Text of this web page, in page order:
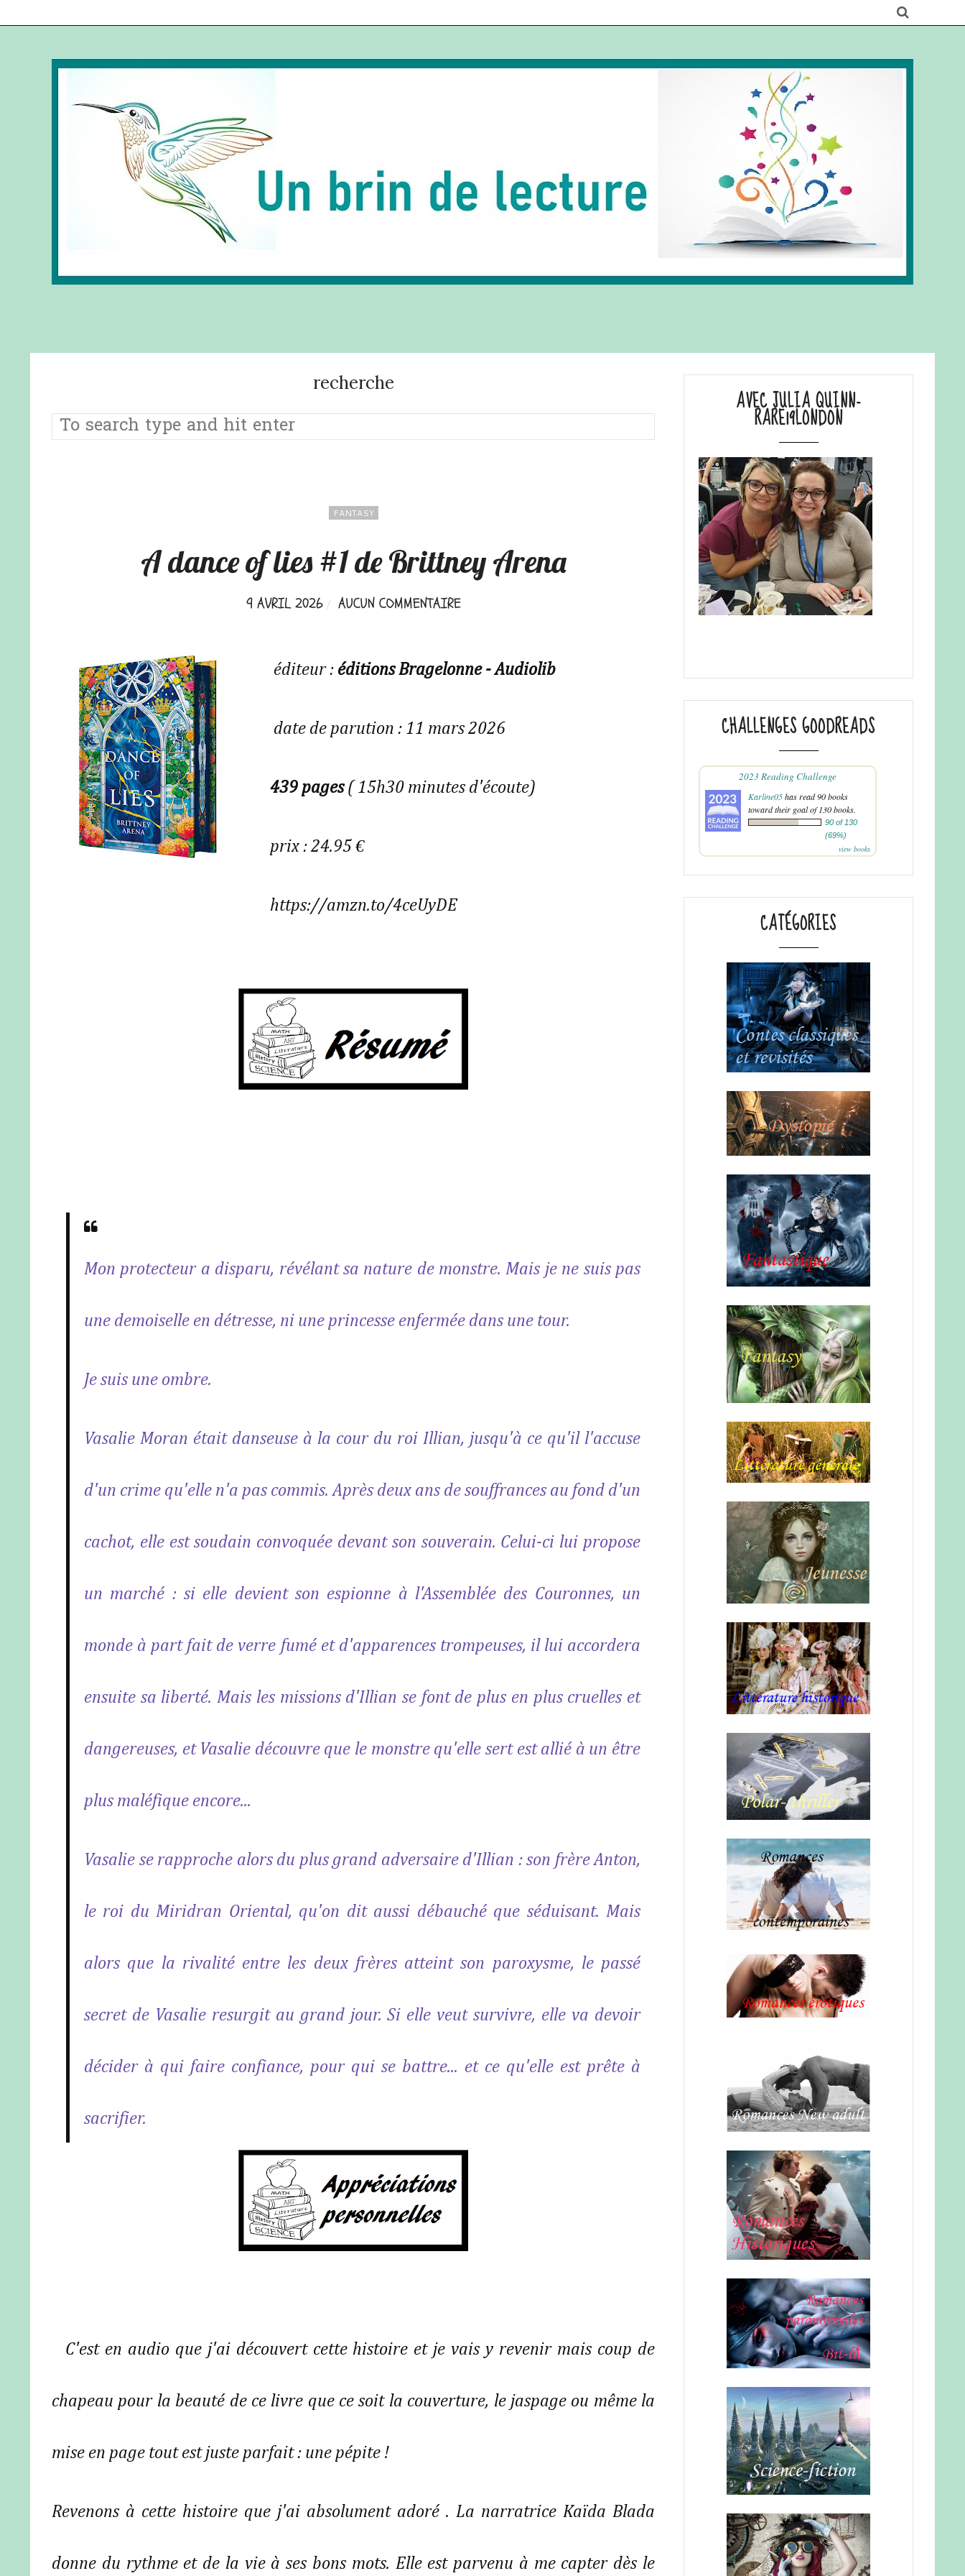
recherche
FANTASY
A dance of lies #1 de Brittney Arena
9 AVRIL 2026 AUCUN COMMENTAIRE
éditeur : éditions Bragelonne - Audiolib
date de parution : 11 mars 2026
439 pages( 15h30 minutes d'écoute)
prix : 24.95 €
https://amzn.to/4ceUyDE
Mon protecteur a disparu, révélant sa nature de monstre. Mais je ne suis pas
une demoiselle en détresse, ni une princesse enfermée dans une tour.
Je suis une ombre.
Vasalie Moran était danseuse à la cour du roi Illian, jusqu'à ce qu'il l'accuse
d'un crime qu'elle n'a pas commis. Après deux ans de souffrances au fond d'un
cachot, elle est soudain convoquée devant son souverain. Celui-ci lui propose
un marché : si elle devient son espionne à l'Assemblée des Couronnes, un
monde à part fait de verre fumé et d'apparences trompeuses, il lui accordera
ensuite sa liberté. Mais les missions d'Illian se font de plus en plus cruelles et
dangereuses, et Vasalie découvre que le monstre qu'elle sert est allié à un être
plus maléfique encore...
Vasalie se rapproche alors du plus grand adversaire d'Illian : son frère Anton,
le roi du Miridran Oriental, qu'on dit aussi débauché que séduisant. Mais
alors que la rivalité entre les deux frères atteint son paroxysme, le passé
secret de Vasalie resurgit au grand jour. Si elle veut survivre, elle va devoir
décider à qui faire confiance, pour qui se battre... et ce qu'elle est prête à
sacrifier.
C'est en audio que j'ai découvert cette histoire et je vais y revenir mais coup de
chapeau pour la beauté de ce livre que ce soit la couverture, le jaspage ou même la
mise en page tout est juste parfait : une pépite !
Revenons à cette histoire que j'ai absolument adoré . La narratrice Kaïda Blada
donne du rythme et de la vie à ses bons mots. Elle est parvenu à me capter dès le
AVEC JULIA QUINN-
RARE19LONDON
CHALLENGES GOODREADS
2023 Reading Challenge
Karline05has read 90 books
toward their goal of 130 books.
90 of 130
(69%)
view books
CATÉGORIES